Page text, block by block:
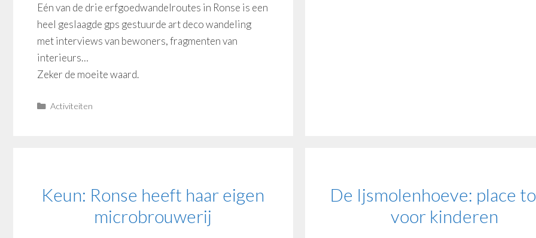
Eén van de drie erfgoedwandelroutes in Ronse is een
heel geslaagde gps gestuurde art deco wandeling
met interviews van bewoners, fragmenten van
interieurs…
Zeker de moeite waard.
Categorieën
Activiteiten
Keun: Ronse heeft haar eigen
microbrouwerij
De Ijsmolenhoeve: place
voor kinderen